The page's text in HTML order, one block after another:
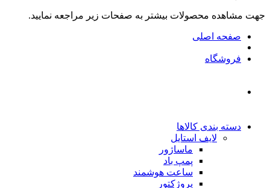
جهت مشاهده محصولات بیشتر به صفحات زیر مراجعه نمایید.
صفحه اصلی
فروشگاه
دسته بندی کالاها
لایف استایل
ماساژور
پمپ باد
ساعت هوشمند
پروژکتور